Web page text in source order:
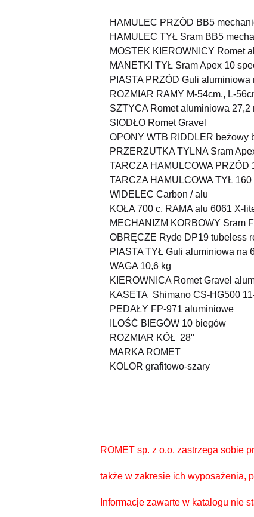
HAMULEC PRZÓD BB5
HAMULEC TYŁ Sram BB5
MOSTEK KIEROWNICY Romet
MANETKI TYŁ Sram Apex 10
PIASTA PRZÓD Guli aluminiowa
ROZMIAR RAMY M-54cm., L-
SZTYCA Romet aluminiowa 27,2
SIODŁO Romet Gravel
OPONY WTB RIDDLER beżowy
PRZERZUTKA TYLNA Sram
TARCZA HAMULCOWA PRZÓD
TARCZA HAMULCOWA TYŁ 160
WIDELEC Carbon / alu
KOŁA 700 c, RAMA alu 6061 X-
MECHANIZM KORBOWY Sram
OBRĘCZE Ryde DP19 tubeless
PIASTA TYŁ Guli aluminiowa na
WAGA 10,6 kg
KIEROWNICA Romet Gravel
KASETA Shimano CS-HG500
PEDAŁY FP-971 aluminiowe
ILOŚĆ BIEGÓW 10 biegów
ROZMIAR KÓŁ 28"
MARKA ROMET
KOLOR grafitowo-szary
ROMET sp. z o.o. zastrzega sobie
także w zakresie ich wyposażenia,
Informacje zawarte w katalogu nie